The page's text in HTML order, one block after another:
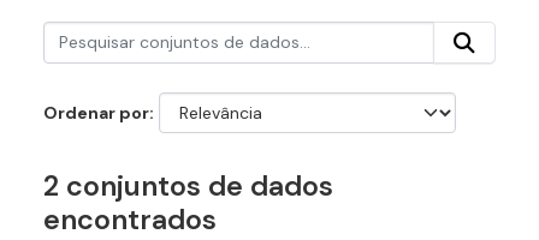
Ordenar por
2 conjuntos de dados
encontrados